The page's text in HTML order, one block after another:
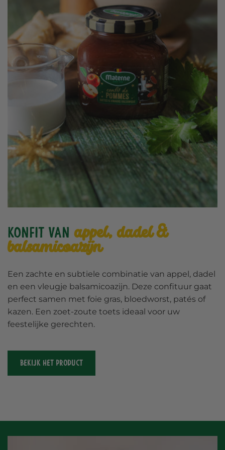
Konfit van appel, dadel &
balsamicoazijn
Een zachte en subtiele combinatie van appel, dadel
en een vleugje balsamicoazijn. Deze confituur gaat
perfect samen met foie gras, bloedworst, patés of
kazen. Een zoet-zoute toets ideaal voor uw
feestelijke gerechten.
BEKIJK HET PRODUCT